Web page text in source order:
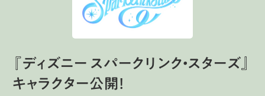
『ディズニー スパークリンク・スターズ』
キャラクター公開！